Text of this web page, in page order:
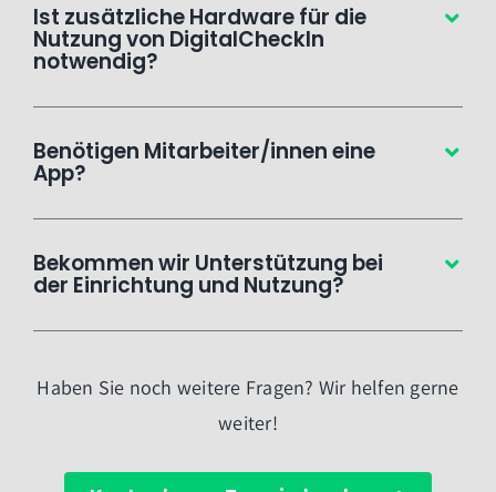
Ist zusätzliche Hardware für die
Nutzung von DigitalCheckIn
notwendig?
Benötigen Mitarbeiter/innen eine
App?
Bekommen wir Unterstützung bei
der Einrichtung und Nutzung?
Haben Sie noch weitere Fragen? Wir helfen gerne
weiter!